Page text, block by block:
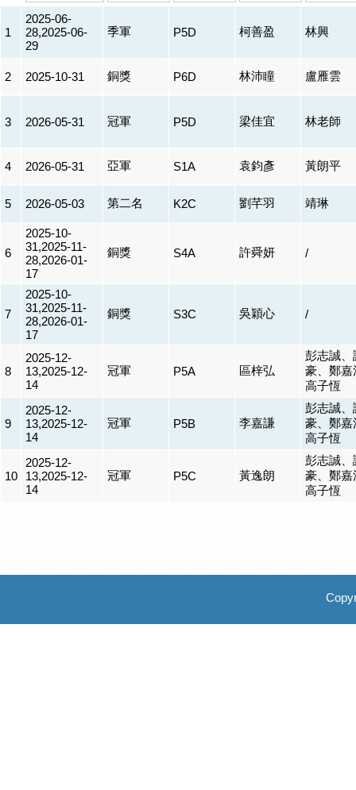
1
2025-06-
28,2025-06-
29
季軍 P5D 柯善盈 林興
2 2025-10-31 銅獎 P6D 林沛瞳 盧雁雲
3 2026-05-31 冠軍 P5D 梁佳宜 林老師
4 2026-05-31 亞軍 S1A 袁鈞彥 黃朗平
5 2026-05-03 第二名 K2C 劉芊羽 靖琳
6
2025-10-
31,2025-11-
28,2026-01-
17
銅獎 S4A 許舜妍 /
7
2025-10-
31,2025-11-
28,2026-01-
17
銅獎 S3C 吳穎心 /
8
2025-12-
13,2025-12-
14
冠軍 P5A 區梓弘
彭志誠、
豪、鄭嘉
高子恆
9
2025-12-
13,2025-12-
14
冠軍 P5B 李嘉謙
彭志誠、
豪、鄭嘉
高子恆
10
2025-12-
13,2025-12-
14
冠軍 P5C 黃逸朗
彭志誠、
豪、鄭嘉
高子恆